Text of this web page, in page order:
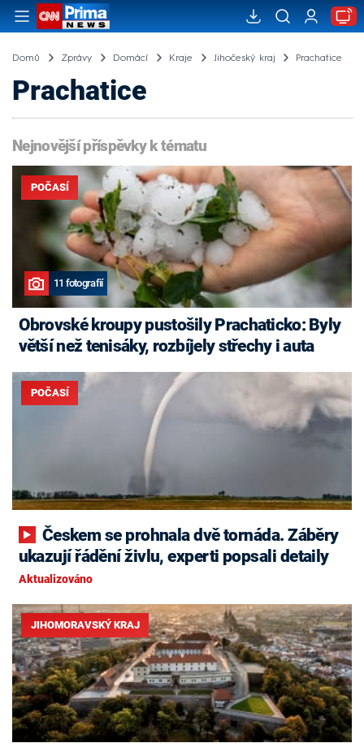
Domů Zprávy Domácí Kraje Jihočeský kraj Prachatice
Prachatice
Nejnovější příspěvky k tématu
11 fotografií
Obrovské kroupy pustošily Prachaticko: Byly
větší než tenisáky, rozbíjely střechy i auta
POČASÍ
POČASÍ
ukazují řádění živlu, experti popsali detaily
Aktualizováno
JIHOMORAVSKÝ KRAJ